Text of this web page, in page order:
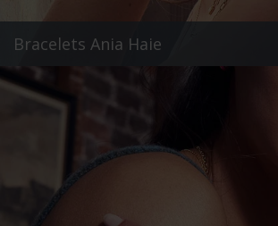
Bracelets Ania Haie